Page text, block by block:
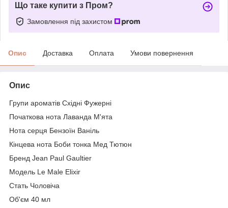
Що таке купити з Пром?
Замовлення під захистом
Опис Доставка Оплата Умови повернення
Опис
Групи ароматів Східні Фужерні
Початкова нота Лаванда М'ята
Нота серця Бензоїн Ваніль
Кінцева нота Боби тонка Мед Тютюн
Бренд Jean Paul Gaultier
Модель Le Male Elixir
Стать Чоловіча
Об'єм 40 мл